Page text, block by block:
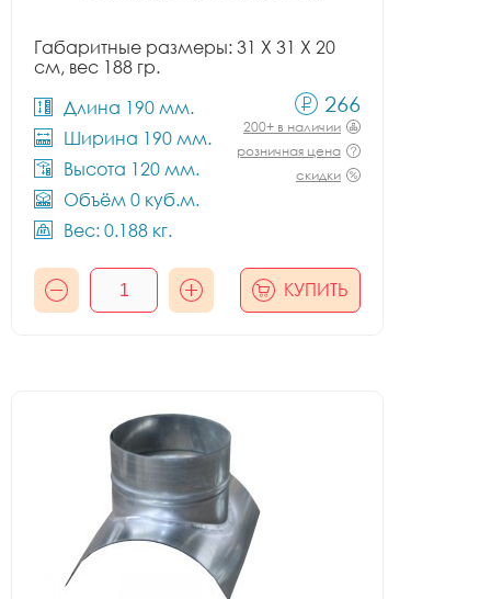
Габаритные размеры: 31 X 31 X 20
см, вес 188 гр.
Длина 190 мм.
Ширина 190 мм.
Высота 120 мм.
Объём 0 куб.м.
Вес: 0.188 кг.
266
200+ в наличии
розничная цена
скидки
КУПИТЬ